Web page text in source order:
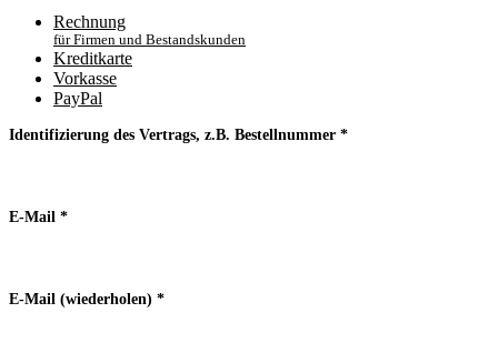
Rechnung
für Firmen und Bestandskunden
Kreditkarte
Vorkasse
PayPal
Identifizierung des Vertrags, z.B. Bestellnummer *
E-Mail *
E-Mail (wiederholen) *